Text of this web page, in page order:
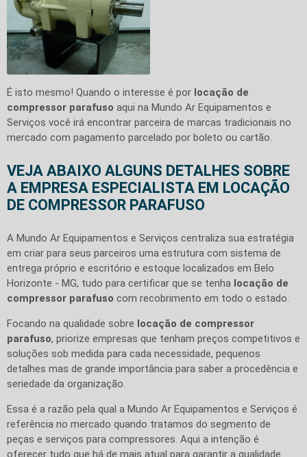
É isto mesmo! Quando o interesse é por locação de
compressor parafuso aqui na Mundo Ar Equipamentos e
Serviços você irá encontrar parceira de marcas tradicionais no
mercado com pagamento parcelado por boleto ou cartão.
VEJA ABAIXO ALGUNS DETALHES SOBRE
A EMPRESA ESPECIALISTA EM LOCAÇÃO
DE COMPRESSOR PARAFUSO
A Mundo Ar Equipamentos e Serviços centraliza sua estratégia
em criar para seus parceiros uma estrutura com sistema de
entrega próprio e escritório e estoque localizados em Belo
Horizonte - MG, tudo para certificar que se tenha locação de
compressor parafuso com recobrimento em todo o estado.
Focando na qualidade sobre locação de compressor
parafuso, priorize empresas que tenham preços competitivos e
soluções sob medida para cada necessidade, pequenos
detalhes mas de grande importância para saber a procedência e
seriedade da organização.
Essa é a razão pela qual a Mundo Ar Equipamentos e Serviços é
referência no mercado quando tratamos do segmento de
peças e serviços para compressores. Aqui a intenção é
oferecer tudo que há de mais atual para garantir a qualidade